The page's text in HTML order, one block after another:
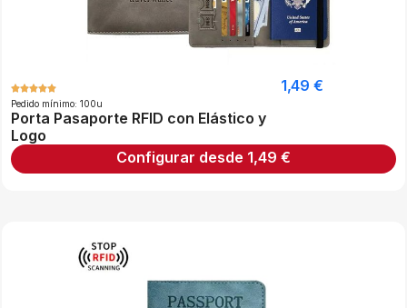
Pedido mínimo: 100u
Porta Pasaporte RFID con Elástico y
Logo
1,49 €
Configurar desde 1,49 €